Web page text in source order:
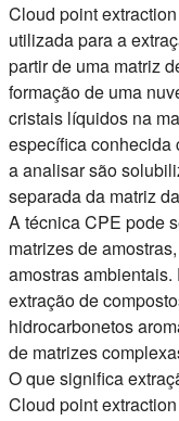
Cloud point
utilizada para a
partir de uma matriz
formação de uma
cristais líquidos na
específica conhecida
a analisar são
separada da matriz
A técnica CPE pode
matrizes de
amostras
extração de
hidrocarbonetos
de matrizes
O que significa
Cloud point extraction